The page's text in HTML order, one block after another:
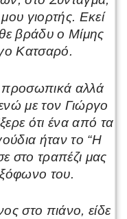
γιορτής. Εκεί
βράδυ ο Μίμης
Κατσαρό.
προσωπικά αλλά
με τον Γιώργο
ότι ένα από τα
ήταν το “Η
στο τραπέζι μας
του.
στο πιάνο, είδε